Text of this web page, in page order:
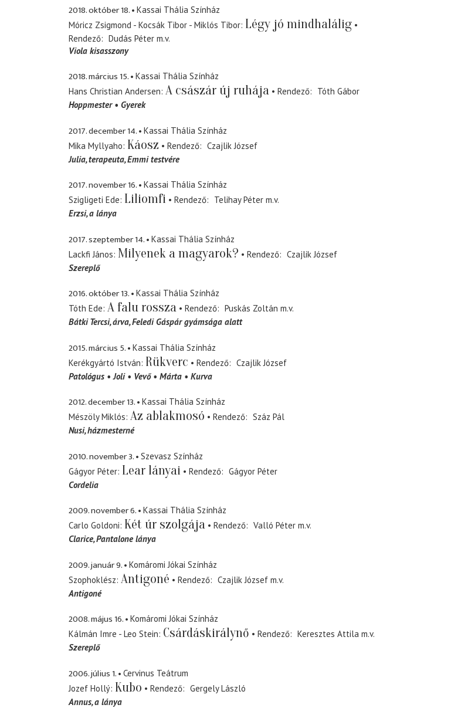
2018. október 18.
Kassai Thália Színház
Móricz Zsigmond - Kocsák Tibor - Miklós Tibor Légy jó mindhalálig
Rendező Dudás Péter m.v.
Viola kisasszony
2018. március 15.
Kassai Thália Színház
Hans Christian Andersen A császár új ruhája Rendező
Tóth Gábor
Hoppmester
Gyerek
2017. december 14.
Kassai Thália Színház
Mika Myllyaho Káosz Rendező
Czajlik József
Julia terapeuta, Emmi testvére
2017. november 16.
Kassai Thália Színház
Szigligeti Ede Liliomfi Rendező Telihay Péter m.v.
Erzsi a lánya
2017. szeptember 14.
Kassai Thália Színház
Lackfi János Milyenek a magyarok? Rendező
Czajlik József
Szereplő
2016. október 13.
Kassai Thália Színház
Tóth Ede A falu rossza Rendező Puskás Zoltán m.v.
Bátki Tercsi árva, Feledi Gáspár gyámsága alatt
2015. március 5.
Kassai Thália Színház
Kerékgyártó István Rükverc Rendező
Czajlik József
Patológus
Joli Vevő Márta Kurva
2012. december 13.
Kassai Thália Színház
Mészöly Miklós Az ablakmosó Rendező
Száz Pál
Nusi házmesterné
2010. november 3.
Szevasz Színház
Gágyor Péter Lear lányai Rendező
Gágyor Péter
Cordelia
2009. november 6.
Kassai Thália Színház
Carlo Goldoni Két úr szolgája Rendező Valló Péter m.v.
Clarice Pantalone lánya
2009. január 9.
Komáromi Jókai Színház
Szophoklész Antigoné Rendező Czajlik József m.v.
Antigoné
2008. május 16.
Komáromi Jókai Színház
Kálmán Imre - Leo Stein Csárdáskirálynő Rendező Keresztes Attila m.v.
Szereplő
2006. július 1.
Cervinus Teátrum
Jozef Hollý Kubo Rendező
Gergely László
Annus a lánya